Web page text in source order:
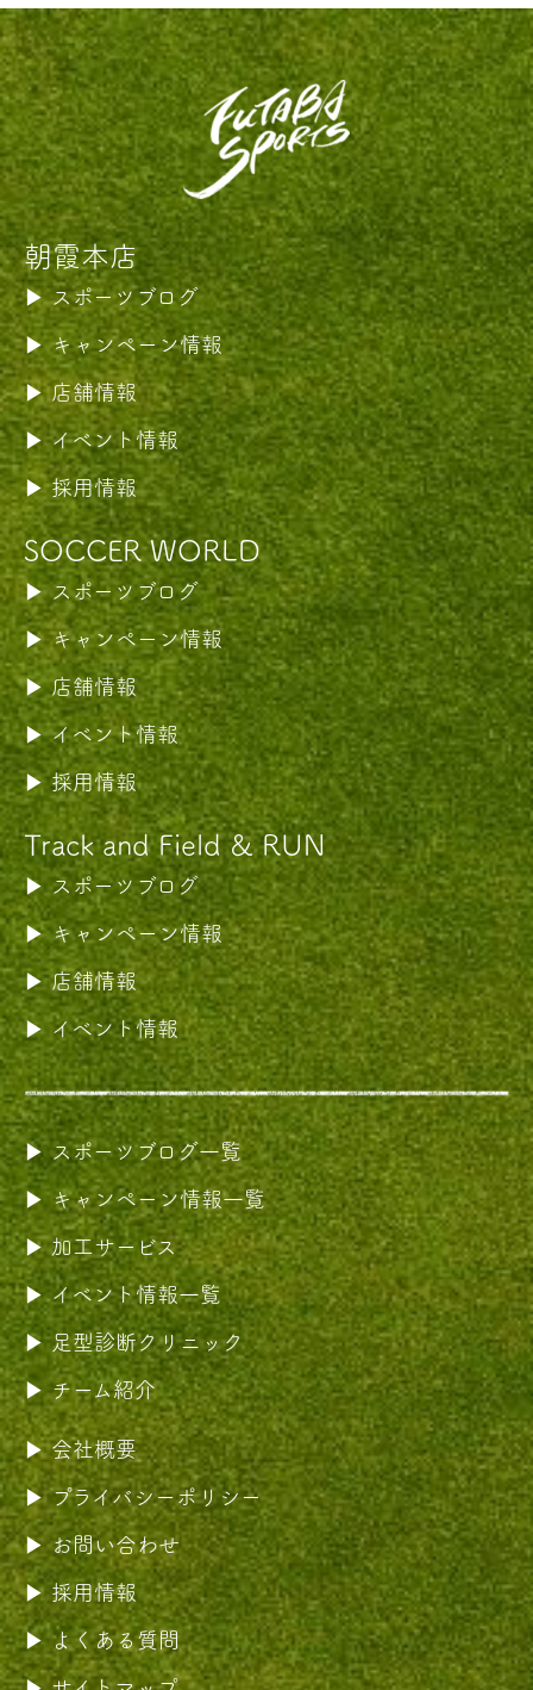
朝霞本店
スポーツブログ
キャンペーン情報
店舗情報
イベント情報
採用情報
SOCCER WORLD
スポーツブログ
キャンペーン情報
店舗情報
イベント情報
採用情報
Track and Field & RUN
スポーツブログ
キャンペーン情報
店舗情報
イベント情報
スポーツブログ一覧
キャンペーン情報一覧
加工サービス
イベント情報一覧
足型診断クリニック
チーム紹介
会社概要
プライバシーポリシー
お問い合わせ
採用情報
よくある質問